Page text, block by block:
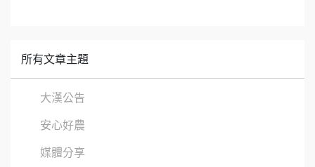
所有文章主題
大漢公告
安心好農
媒體分享